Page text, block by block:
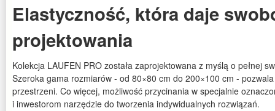
Elastyczność, która daje
projektowania
Kolekcja LAUFEN PRO została zaprojektowana z myślą o pełnej
Szeroka gama rozmiarów - od 80×80 cm do 200×100 cm -
przestrzeni. Co więcej, możliwość przycinania w specjalnie
i inwestorom narzędzie do tworzenia indywidualnych rozwiązań.